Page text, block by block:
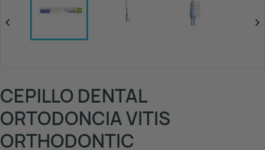
 
CEPILLO DENTAL
ORTODONCIA VITIS
ORTHODONTIC